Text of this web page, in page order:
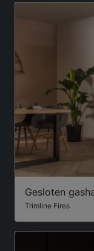
Gesloten
Trimline Fires